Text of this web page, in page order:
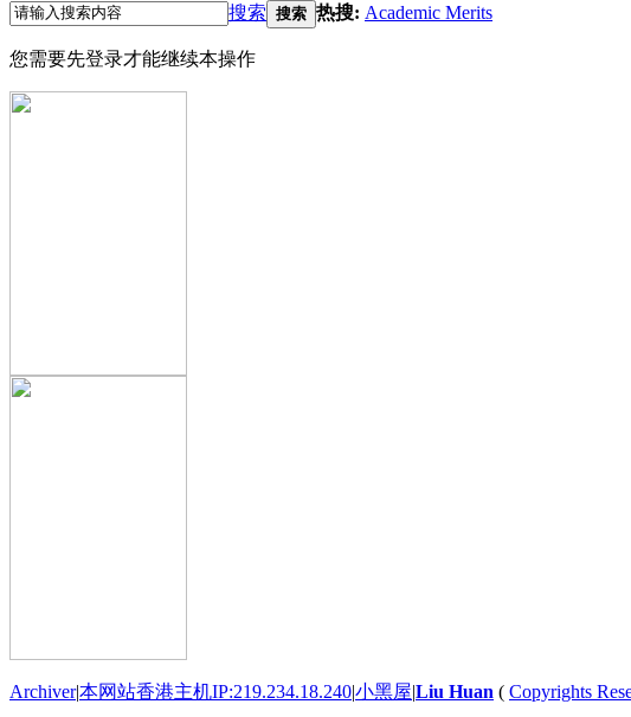
搜索 搜索 热搜: Academic Merits
您需要先登录才能继续本操作
Archiver|本网站香港主机IP:219.234.18.240|小黑屋|Liu Huan ( Copyrights